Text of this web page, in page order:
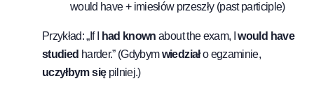
would have + imiesłów przeszły (past participle)
Przykład: „If I had known about the exam, Iwould have
studied harder.” (Gdybymwiedziało egzaminie,
uczyłbym siępilniej.)